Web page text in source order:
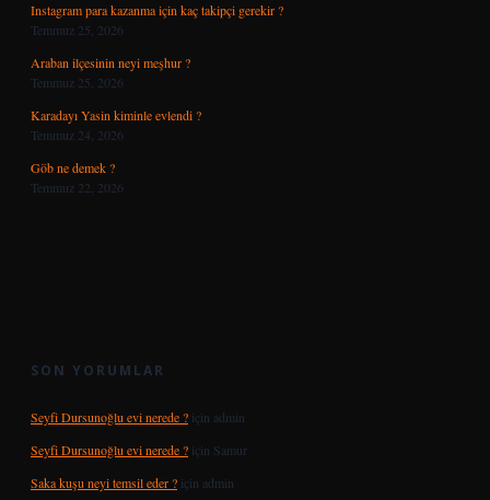
Instagram para kazanma için kaç takipçi gerekir ?
Temmuz 25, 2026
Araban ilçesinin neyi meşhur ?
Temmuz 25, 2026
Karadayı Yasin kiminle evlendi ?
Temmuz 24, 2026
Göb ne demek ?
Temmuz 22, 2026
SON YORUMLAR
Seyfi Dursunoğlu evi nerede ? için admin
Seyfi Dursunoğlu evi nerede ? için Samur
Saka kuşu neyi temsil eder ? için admin